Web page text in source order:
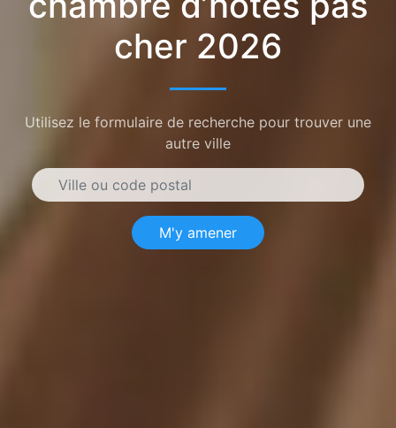
cher 2026
Utilisez le formulaire de recherche pour trouver une
autre ville
M'y amener